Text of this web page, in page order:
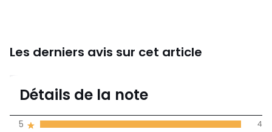
Les derniers avis sur cet article
5
de moyenne
Détails de la note
5 4